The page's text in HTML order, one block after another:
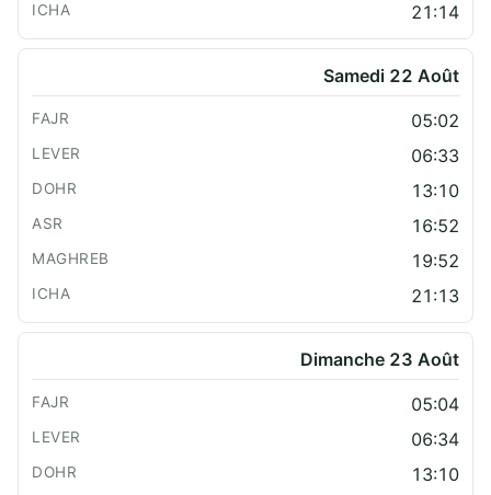
21:14
Samedi 22 Août
05:02
06:33
13:10
16:52
19:52
21:13
Dimanche 23 Août
05:04
06:34
13:10